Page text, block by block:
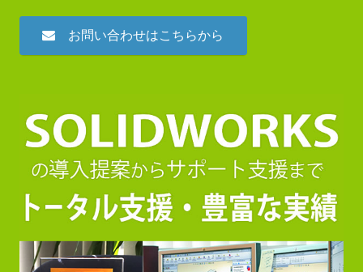
お問い合わせはこちらから